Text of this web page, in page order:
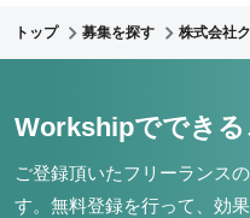
トップ 募集を探す 株式会社
Workshipでできる
ご登録頂いたフリーランス
す。 無料登録を行って、効